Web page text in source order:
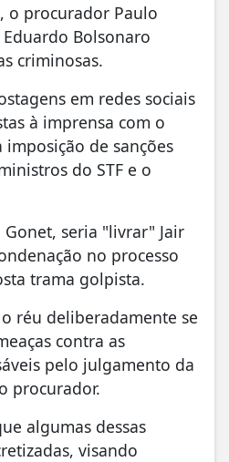
o procurador Paulo
Bolsonaro
criminosas.
em redes sociais
à imprensa com o
de sanções
do STF e o
seria "livrar" Jair
no processo
trama golpista.
réu deliberadamente se
contra as
pelo julgamento da
procurador.
algumas dessas
visando